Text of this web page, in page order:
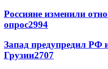
Россияне изменили
опрос2994
Запад предупредил РФ
Грузии2707